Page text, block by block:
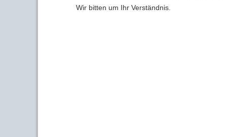
Wir bitten um Ihr Verständnis.